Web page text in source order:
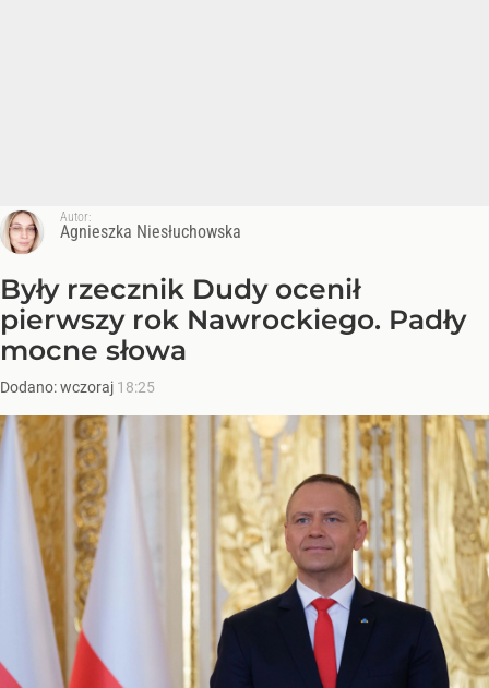
Autor:
Agnieszka Niesłuchowska
Były rzecznik Dudy ocenił
pierwszy rok Nawrockiego. Padły
mocne słowa
Dodano:wczoraj 18:25